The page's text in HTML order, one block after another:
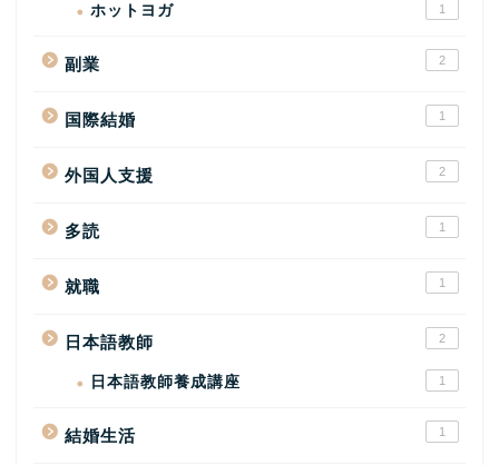
ホットヨガ 1
副業 2
国際結婚 1
外国人支援 2
多読 1
就職 1
日本語教師 2
日本語教師養成講座 1
結婚生活 1